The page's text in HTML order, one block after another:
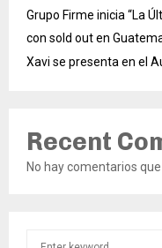
Grupo Firme inicia “La
con sold out en
Xavi se presenta en el
Recent
No hay comentarios